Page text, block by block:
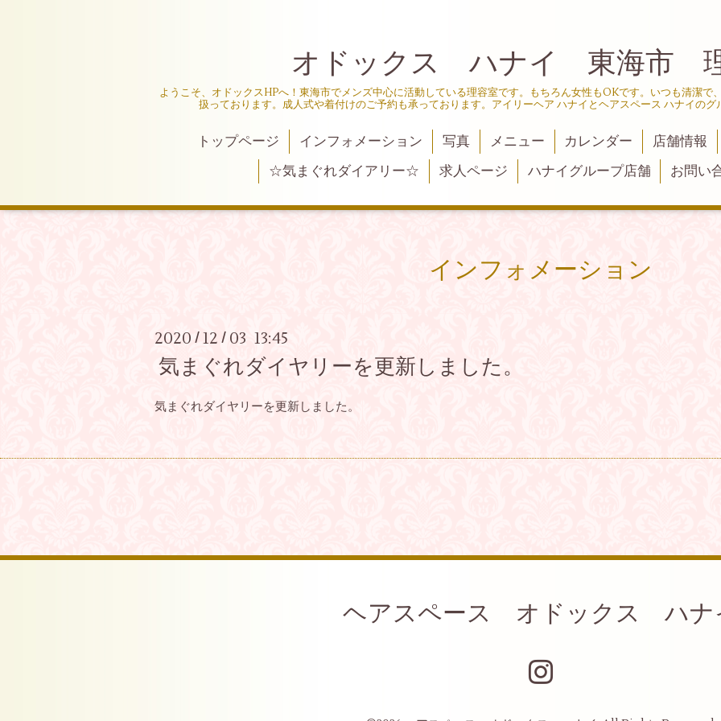
オドックス ハナイ 東海市
ようこそ、オドックスHPへ！東海市でメンズ中心に活動している理容室です。もちろん女性もOKです。いつも清潔で
扱っております。成人式や着付けのご予約も承っております。アイリーヘア ハナイとヘアスペース ハナイの
トップページ インフォメーション 写真 メニュー カレンダー
店舗情報
☆気まぐれダイアリー☆
求人ページ ハナイグループ店舗 お問い
インフォメーション
2020 / 12 / 03 13:45
気まぐれダイヤリーを更新しました。
気まぐれダイヤリーを更新しました。
ヘアスペース オドックス ハナ